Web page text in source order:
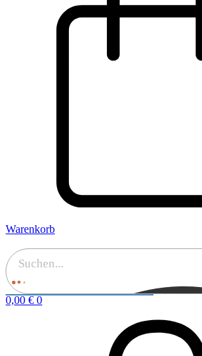
Warenkorb
0,00 € 0